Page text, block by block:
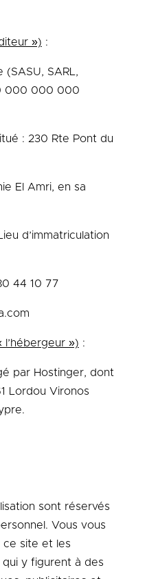
») :
(SASU, SARL,
000 000 000
: 230 Rte Pont du
El Amri, en sa
d’immatriculation
44 10 77
l’hébergeur ») :
par Hostinger, dont
Lordou Vironos
.
sont réservés
Vous vous
ce site et les
y figurent à des